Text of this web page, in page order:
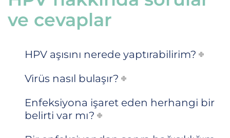
ve cevaplar
HPV aşısını nerede yaptırabilirim?
Virüs nasıl bulaşır?
Enfeksiyona işaret eden herhangi bir
belirti var mı?